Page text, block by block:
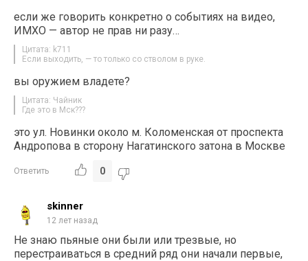
если же говорить конкретно о событиях на видео,
ИМХО — автор не прав ни разу…
Цитата: k711
Если выходить, — то только со стволом в руке.
вы оружием владете?
Цитата: Чайник
Где это в Мск???
это ул. Новинки около м. Коломенская от проспекта
Андропова в сторону Нагатинского затона в Москве
Ответить 0
skinner
12 лет назад
Не знаю пьяные они были или трезвые, но
перестраиваться в средний ряд они начали первые,